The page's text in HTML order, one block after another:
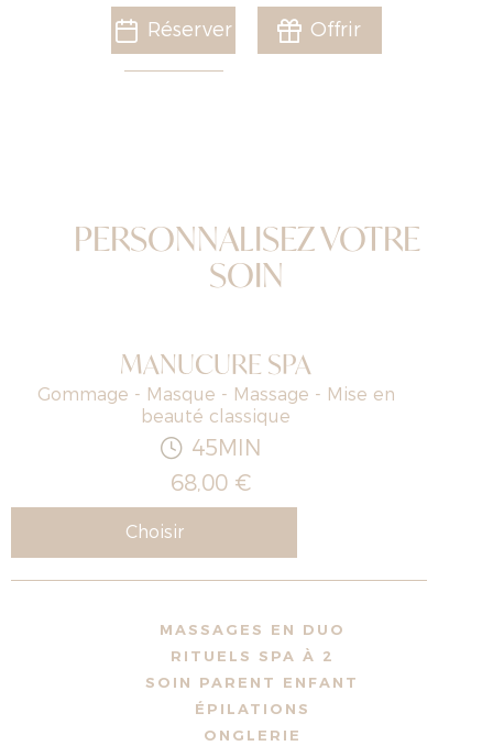
Réserver Offrir
PERSONNALISEZ VOTRE
SOIN
MANUCURE SPA
Gommage - Masque - Massage - Mise en
beauté classique
45MIN
68,00 €
Choisir
MASSAGES EN DUO
RITUELS SPA À 2
SOIN PARENT ENFANT
ÉPILATIONS
ONGLERIE